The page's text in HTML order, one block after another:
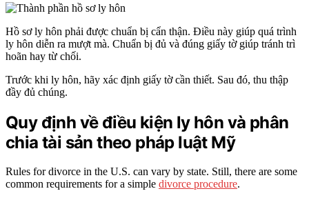
Hồ sơ ly hôn phải được chuẩn bị cẩn thận. Điều này giúp quá trình
ly hôn diễn ra mượt mà. Chuẩn bị đủ và đúng giấy tờ giúp tránh trì
hoãn hay từ chối.
Trước khi ly hôn, hãy xác định giấy tờ cần thiết. Sau đó, thu thập
đầy đủ chúng.
Quy định về điều kiện ly hôn và phân
chia tài sản theo pháp luật Mỹ
Rules for divorce in the U.S. can vary by state. Still, there are some
common requirements for a simple divorce procedure.